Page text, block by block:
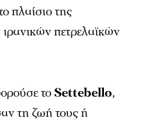
πλαίσιο της
πετρελαϊκών
τοSettebello,
τη ζωή τους ή